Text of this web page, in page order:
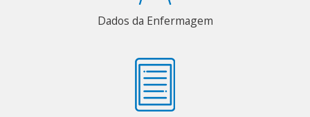
Dados da Enfermagem